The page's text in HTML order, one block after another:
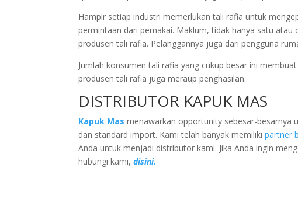
Hampir setiap industri memerlukan tali rafia untuk
permintaan dari pemakai. Maklum, tidak hanya satu
produsen tali rafia. Pelanggannya juga dari pengguna
Jumlah konsumen tali rafia yang cukup besar ini
produsen tali rafia juga meraup penghasilan.
DISTRIBUTOR KAPUK MAS
Kapuk Mas menawarkan opportunity sebesar-besarnya
dan standard import. Kami telah banyak memilikipartner
Anda untuk menjadi distributor kami. Jika Anda ingin
hubungi kami,disini.